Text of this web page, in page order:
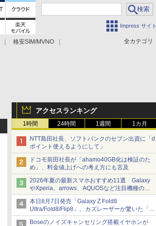
Impress サイト
全カテゴリ
格安SIM/MVNO
アクセスランキング
1時間 24時間 1週間 1カ月
NTT島田社長、ソフトバンクのセブン出資に「d
ポイント使えるようにして」
ドコモ前田社長が「ahamo40GB化は検証のた
め」、料金値上げへの考え方にも言及
2026年夏の最新スマホおすすめ11選 Galaxy
やXperia、arrows、AQUOSなど注目機種の特
徴は
本日8月7日発売「Galaxy Z Fold8
Ultra/Fold8/Flip8」、カズレーザーが驚いた「そ
ば屋のメニュー並みの薄さ」
Boseのノイズキャンセリング搭載イヤホンが